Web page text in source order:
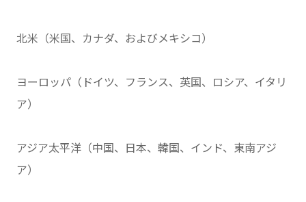
北米（米国、カナダ、およびメキシコ）
ヨーロッパ（ドイツ、フランス、英国、ロシア、イタリ
ア）
アジア太平洋（中国、日本、韓国、インド、東南アジ
ア）